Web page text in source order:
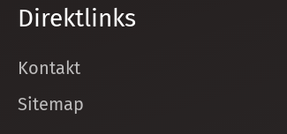
Direktlinks
Kontakt
Sitemap